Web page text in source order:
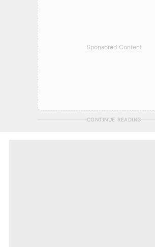
Sponsored Content
CONTINUE READING